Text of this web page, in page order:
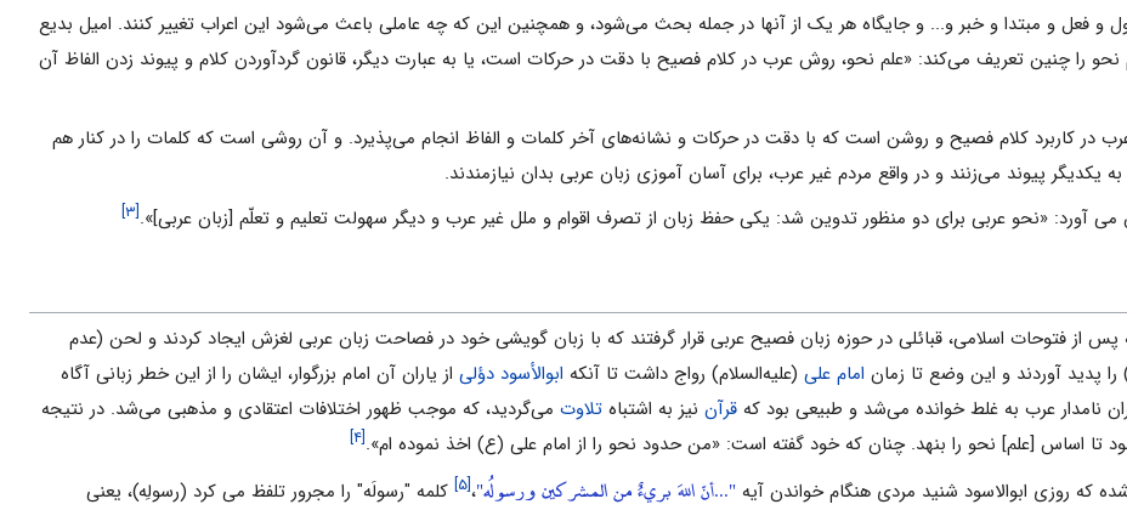
و فعل و مبتدا و خبر و... و جایگاه هر یک از آنها در جمله بحث می‌شود، و همچنین این که چه عاملی باعث می‌شود این اعراب تغییر کنند. امیل بدیع
را چنین تعریف می‌کند: «علم نحو، روش عرب در کلام فصیح با دقت در حرکات است، یا به عبارت دیگر، قانون گردآوردن کلام و پیوند زدن الفاظ آن
در کاربرد کلام فصیح و روشن است که با دقت در حرکات و نشانه‌های آخر کلمات و الفاظ انجام می‌پذیرد. و آن روشی است که کلمات را در کنار هم
به یکدیگر پیوند می‌زنند و در واقع مردم غیر عرب، برای آسان آموزی زبان عربی بدان نیازمندند.
می آورد: «نحو عربی برای دو منظور تدوین شد: یکی حفظ زبان از تصرف اقوام و ملل غیر عرب و دیگر سهولت تعلیم و تعلّم [زبان عربی]».[۳]
از فتوحات اسلامی، قبائلی در حوزه زبان فصیح عربی قرار گرفتند که با زبان گویشی خود در فصاحت زبان عربی لغزش ایجاد کردند و لحن (عدم
پدید آوردند و این وضع تا زمان امام علی (علیه‌السلام) رواج داشت تا آنکه ابوالأسود دؤلی از یاران آن امام بزرگوار، ایشان را از این خطر زبانی آگاه
نامدار عرب به غلط خوانده می‌شد و طبیعی بود که قرآن نیز به اشتباه تلاوت می‌گردید، که موجب ظهور اختلافات اعتقادی و مذهبی می‌شد. در نتیجه
تا اساس [علم] نحو را بنهد. چنان که خود گفته است: «من حدود نحو را از امام علی (ع) اخذ نموده ام».[۴]
که روزی ابوالاسود شنید مردی هنگام خواندن آیه "...أنّ اللهَ بريءٌ من المشركين ورسولُه"،[۵]
کلمه "رسولَه" را مجرور تلفظ می کرد (رسولِه)، یعنی